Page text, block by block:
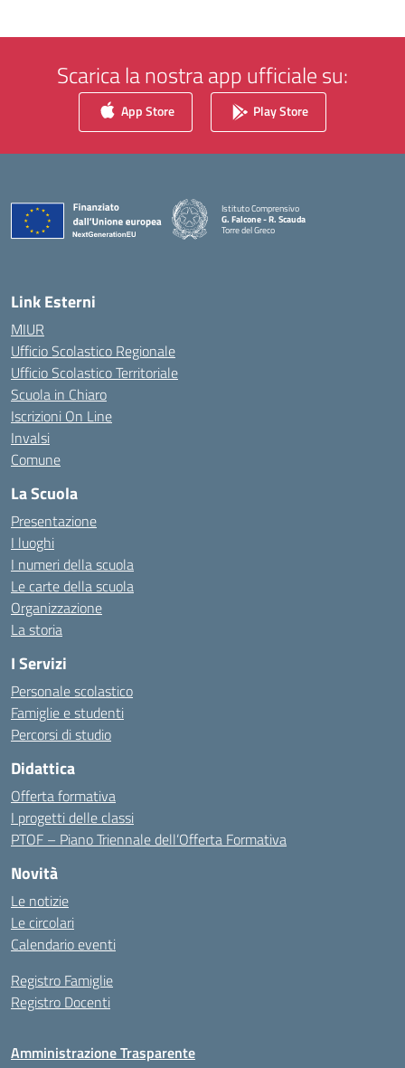
Scarica la nostra app ufficiale su:
App Store Play Store
Istituto Comprensivo
G. Falcone - R. Scauda
Torre del Greco
Link Esterni
MIUR
Ufficio Scolastico Regionale
Ufficio Scolastico Territoriale
Scuola in Chiaro
Iscrizioni On Line
Invalsi
Comune
La Scuola
Presentazione
I luoghi
I numeri della scuola
Le carte della scuola
Organizzazione
La storia
I Servizi
Personale scolastico
Famiglie e studenti
Percorsi di studio
Didattica
Offerta formativa
I progetti delle classi
PTOF – Piano Triennale dell’Offerta Formativa
Novità
Le notizie
Le circolari
Calendario eventi
Registro Famiglie
Registro Docenti
Amministrazione Trasparente